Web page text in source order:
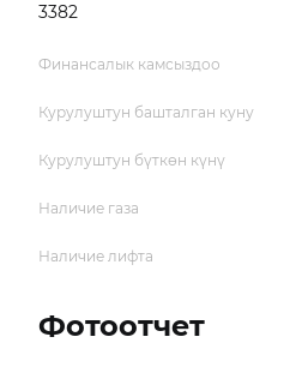
3382
Финансалык камсыздоо
Курулуштун башталган куну
Курулуштун бүткөн күнү
Наличие газа
Наличие лифта
Фотоотчет